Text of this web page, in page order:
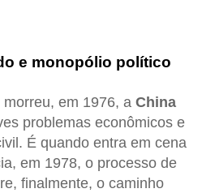
e monopólio político
morreu, em 1976, a China
problemas econômicos e
É quando entra em cena
em 1978, o processo de
finalmente, o caminho